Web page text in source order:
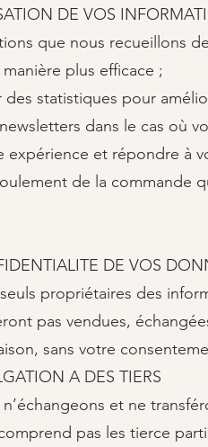
DE VOS
que nous recueillons
plus efficace ;
statistiques pour
dans le cas où
expérience et répondre à
de la commande
DE VOS
propriétaires des
pas vendues,
sans votre
A DES TIERS
et ne
pas les tierce